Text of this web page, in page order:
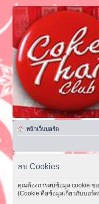
หน้าเว็บบอร์ด
ลบ Cookies
คุณต้องการลบข้อมูล cookie ข
(Cookie คือข้อมูลเกี่ยวกับบอร์